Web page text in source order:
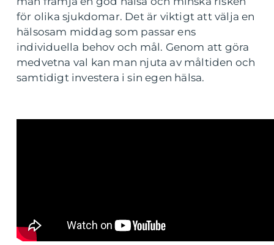
för olika sjukdomar. Det är viktigt att välja en
hälsosam middag som passar ens
individuella behov och mål. Genom att göra
medvetna val kan man njuta av måltiden och
samtidigt investera i sin egen hälsa.